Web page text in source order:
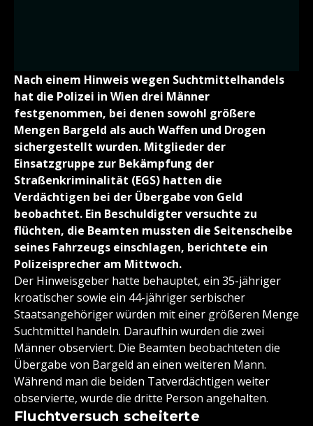
Nach einem Hinweis wegen Suchtmittelhandels
hat die Polizei in Wien drei Männer
festgenommen, bei denen sowohl größere
Mengen Bargeld als auch Waffen und Drogen
sichergestellt wurden. Mitglieder der
Einsatzgruppe zur Bekämpfung der
Straßenkriminalität (EGS) hatten die
Verdächtigen bei der Übergabe von Geld
beobachtet. Ein Beschuldigter versuchte zu
flüchten, die Beamten mussten die Seitenscheibe
seines Fahrzeugs einschlagen, berichtete ein
Polizeisprecher am Mittwoch.
Der Hinweisgeber hatte behauptet, ein 35-jähriger
kroatischer sowie ein 44-jähriger serbischer
Staatsangehöriger würden mit einer größeren Menge
Suchtmittel handeln. Daraufhin wurden die zwei
Männer observiert. Die Beamten beobachteten die
Übergabe von Bargeld an einen weiteren Mann.
Während man die beiden Tatverdächtigen weiter
observierte, wurde die dritte Person angehalten.
Fluchtversuch scheiterte